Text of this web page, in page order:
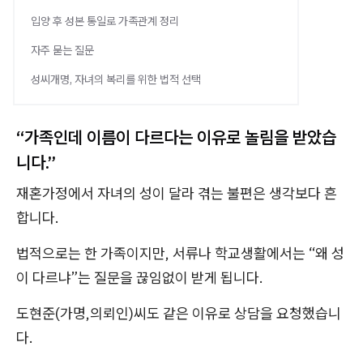
입양 후 성본 통일로 가족관계 정리
자주 묻는 질문
성씨개명, 자녀의 복리를 위한 법적 선택
“가족인데 이름이 다르다는 이유로 놀림을 받았습
니다.”
재혼가정에서 자녀의 성이 달라 겪는 불편은 생각보다 흔
합니다.
법적으로는 한 가족이지만, 서류나 학교생활에서는 “왜 성
이 다르냐”는 질문을 끊임없이 받게 됩니다.
도현준(가명,의뢰인)씨도 같은 이유로 상담을 요청했습니
다.